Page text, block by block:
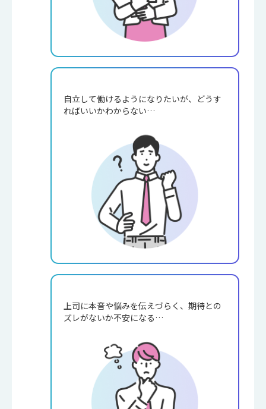
自立して働けるようになりたいが、どうす
ればいいかわからない…
上司に本音や悩みを伝えづらく、期待との
ズレがないか不安になる…